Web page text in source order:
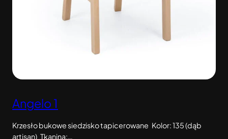
Angelo 1
Krzesło bukowe siedzisko tapicerowane Kolor: 135 (dąb
artisan) Tkanina:…